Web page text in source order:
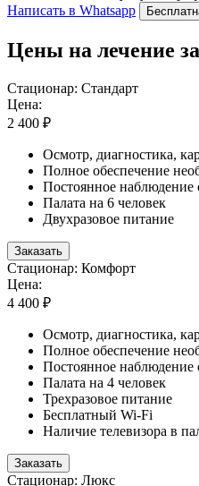
Написать в Whatsapp
Цены на лечение
Стационар: Стандарт
Цена:
2 400 ₽
Осмотр, диагностика,
Полное обеспечение
Постоянное наблюдение
Палата на 6 человек
Двухразовое питание
Заказать
Стационар: Комфорт
Цена:
4 400 ₽
Осмотр, диагностика,
Полное обеспечение
Постоянное наблюдение
Палата на 4 человек
Трехразовое питание
Бесплатный Wi-Fi
Наличие телевизора в
Заказать
Стационар: Люкс